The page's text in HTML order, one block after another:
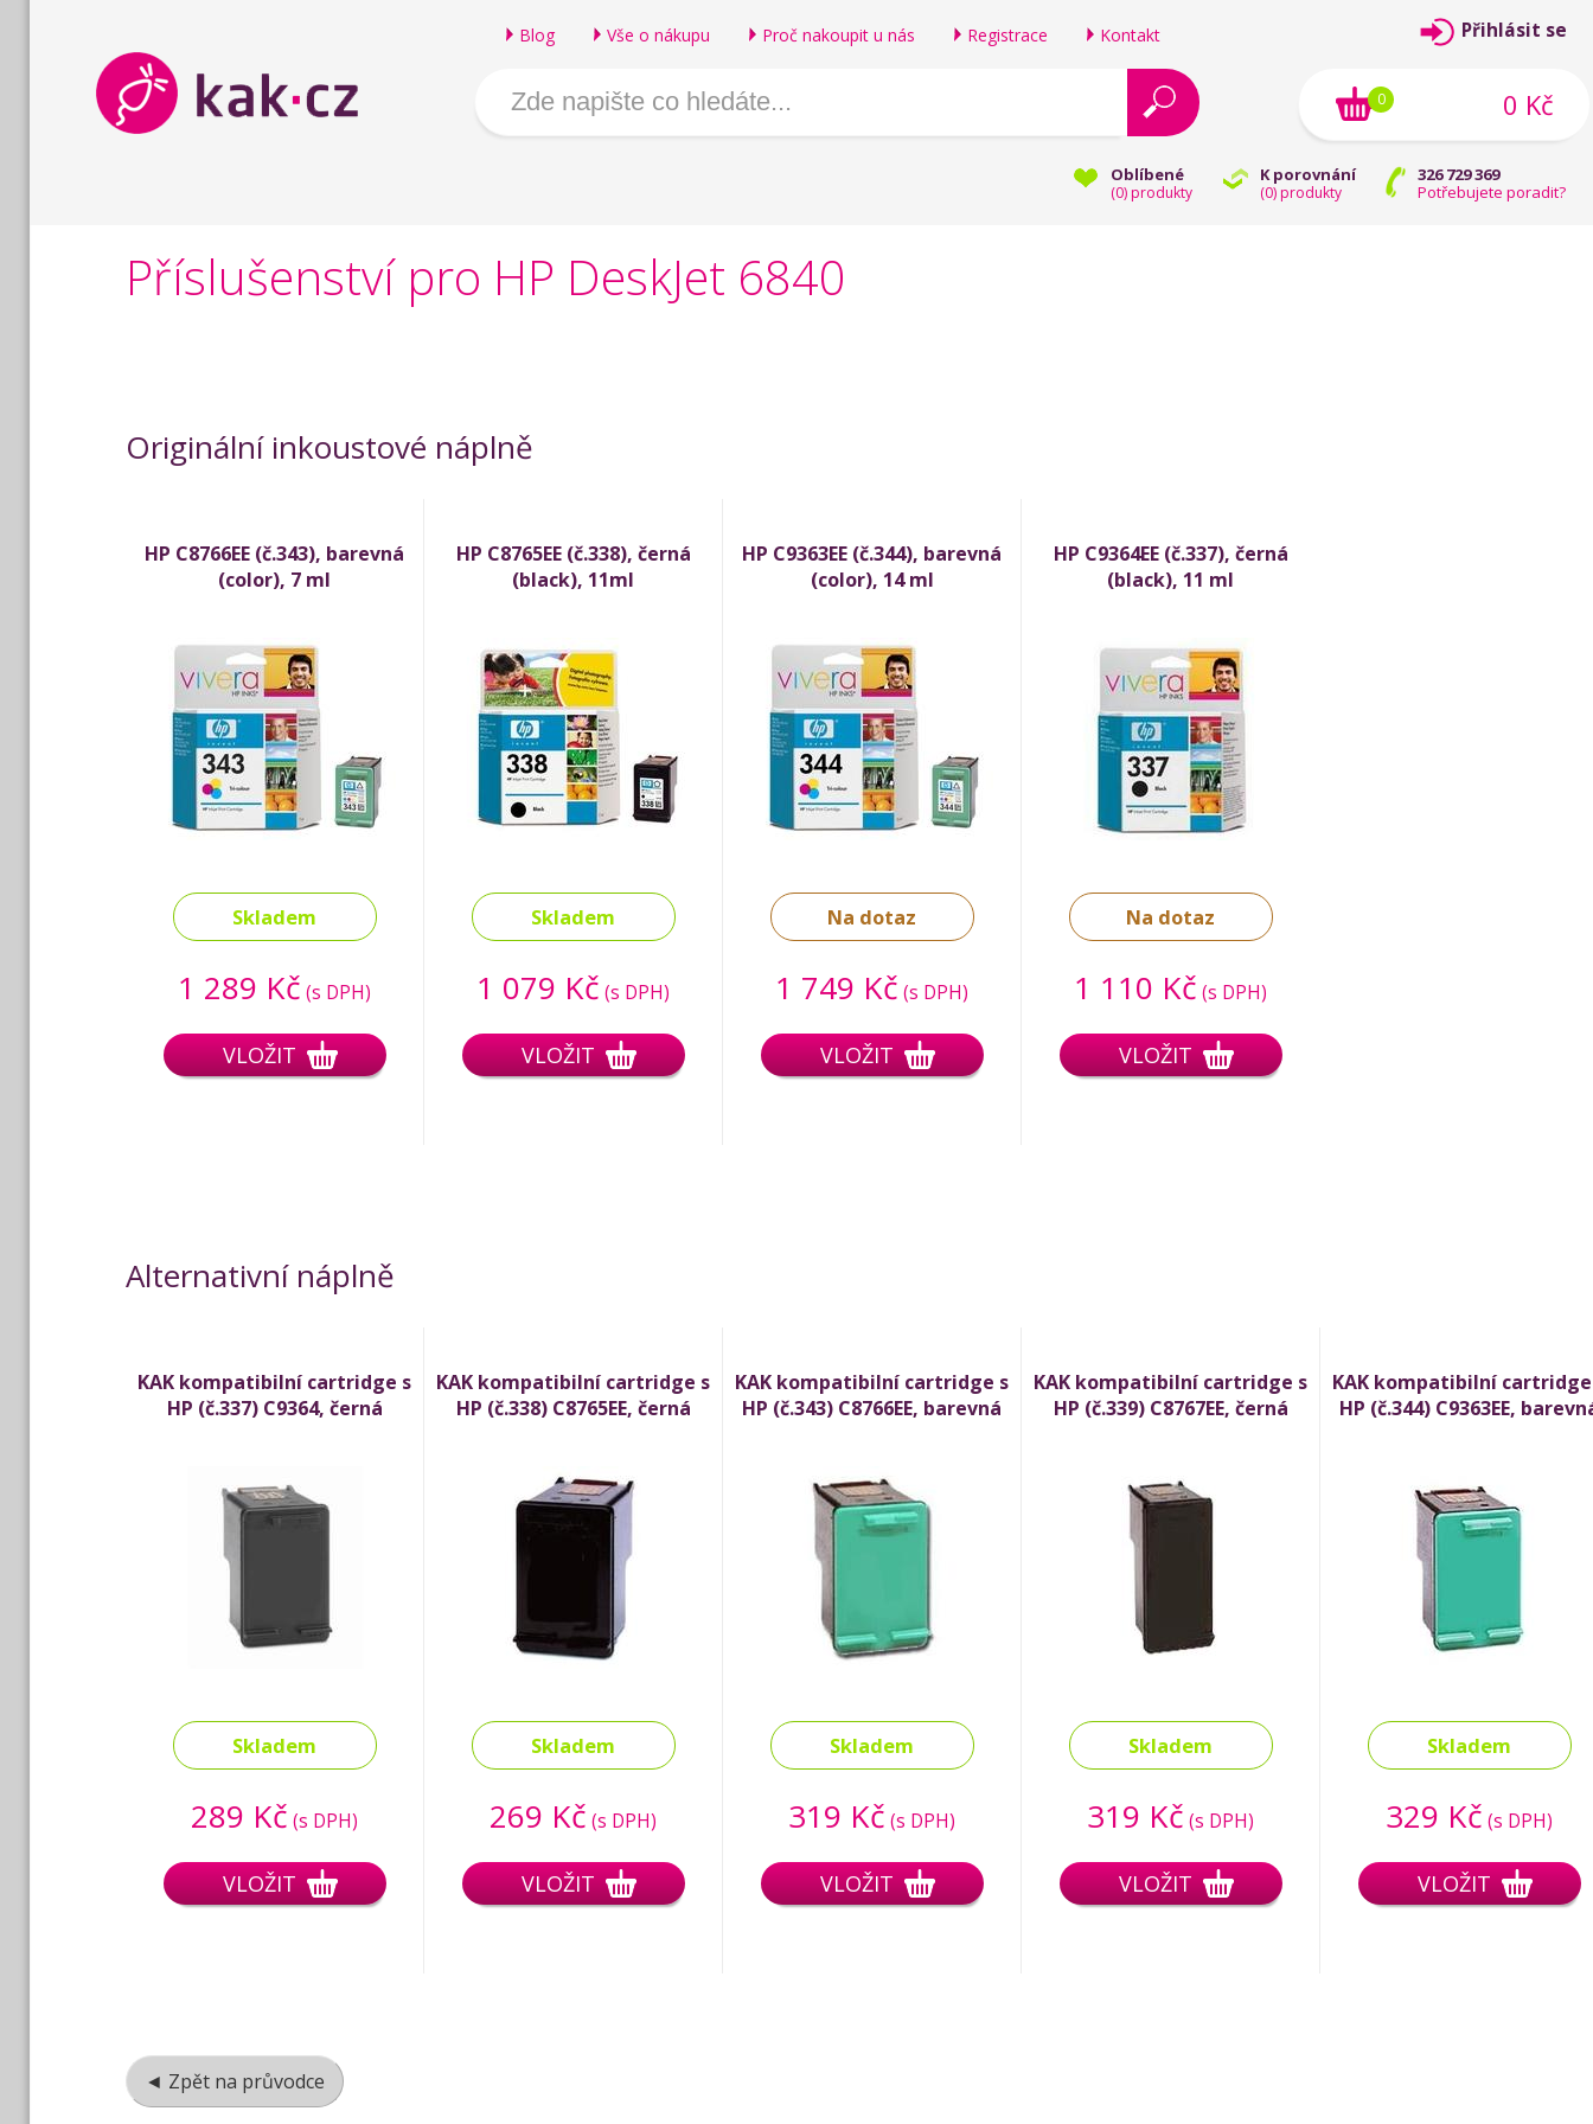
Blog Vše o nákupu Proč nakoupit u nás Registrace Kontakt
Oblíbené
(0) produkty
K porovnání
(0) produkty
326 729 369
Potřebujete poradit?
Přihlásit se
0 Kč
0
Příslušenství pro HP DeskJet 6840
Originální inkoustové náplně
HP C8766EE (č.343), barevná
(color), 7 ml
Skladem
1 289 Kč (s DPH)
VLOŽIT
HP C8765EE (č.338), černá
(black), 11ml
Skladem
1 079 Kč (s DPH)
VLOŽIT
HP C9363EE (č.344), barevná
(color), 14 ml
Na dotaz
1 749 Kč (s DPH)
VLOŽIT
HP C9364EE (č.337), černá
(black), 11 ml
Na dotaz
1 110 Kč (s DPH)
VLOŽIT
Alternativní náplně
KAK kompatibilní cartridge s
HP (č.337) C9364, černá
Skladem
289 Kč (s DPH)
VLOŽIT
KAK kompatibilní cartridge s
HP (č.338) C8765EE, černá
Skladem
269 Kč (s DPH)
VLOŽIT
KAK kompatibilní cartridge s
HP (č.343) C8766EE, barevná
Skladem
319 Kč (s DPH)
VLOŽIT
KAK kompatibilní cartridge s
HP (č.339) C8767EE, černá
Skladem
319 Kč (s DPH)
VLOŽIT
KAK kompatibilní
HP (č.344) C9363EE,
Skladem
329 Kč (s DPH)
VLOŽIT
◄ Zpět na průvodce